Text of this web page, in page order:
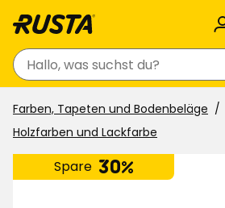
Suchen
Farben, Tapeten und Bodenbeläge
Holzfarben und Lackfarbe
Spare 30%